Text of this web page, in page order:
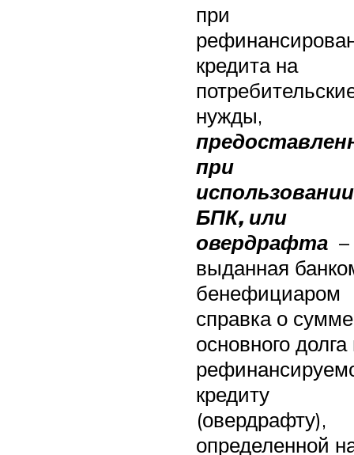
при
кредита на
нужды,
при
использовании
БПК, или
овердрафта –
выданная
бенефициаром
справка о сумме
основного долга
кредиту
(овердрафту),
определенной